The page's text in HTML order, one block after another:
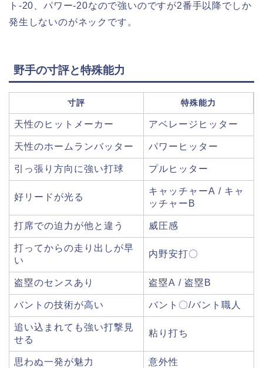
ト-20、パワー-20なので強いのですが2番手以降でしか
発生しないのがネックです。
野手の寸評と特殊能力
寸評 特殊能力
天性のヒットメーカー アベレージヒッター
天性のホームランバッター パワーヒッター
引っ張り方向に強い打球 プルヒッター
好リードが光る
キャッチャーA / キャ
ッチャーB
打席での迫力が他と違う 威圧感
打ってからの走り出しが早
い
内野安打〇
盗塁のセンスあり 盗塁A / 盗塁B
バントの技術が高い バント〇/バント職人
追い込まれても強い打撃見
せる
粘り打ち
思わぬ一発が魅力 意外性